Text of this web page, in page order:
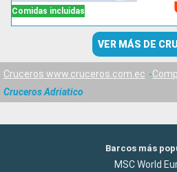
Comidas incluidas
VER MÁS DE
Cruceros www.cruceros.com.ec
Cruceros Adriatico
Barcos más
MSC World